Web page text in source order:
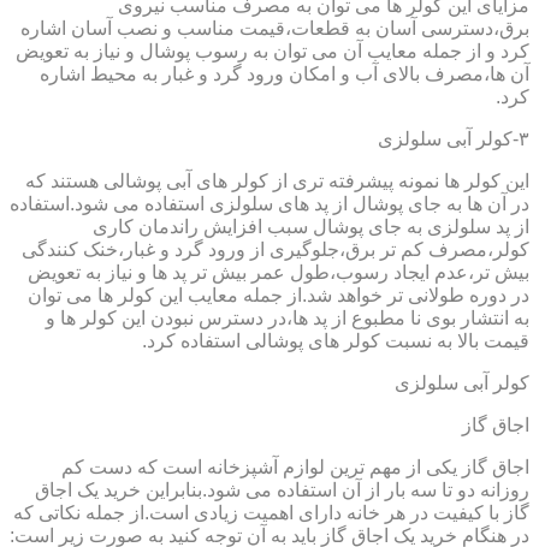
مزایای این کولر ها می توان به مصرف مناسب نیروی
برق،دسترسی آسان به قطعات،قیمت مناسب و نصب آسان اشاره
کرد و از جمله معایب آن می توان به رسوب پوشال و نیاز به تعویض
آن ها،مصرف بالای آب و امکان ورود گرد و غبار به محیط اشاره
کرد.
۳-کولر آبی سلولزی
این کولر ها نمونه پیشرفته تری از کولر های آبی پوشالی هستند که
در آن ها به جای پوشال از پد های سلولزی استفاده می شود.استفاده
از پد سلولزی به جای پوشال سبب افزایش راندمان کاری
کولر،مصرف کم تر برق،جلوگیری از ورود گرد و غبار،خنک کنندگی
بیش تر،عدم ایجاد رسوب،طول عمر بیش تر پد ها و نیاز به تعویض
در دوره طولانی تر خواهد شد.از جمله معایب این کولر ها می توان
به انتشار بوی نا مطبوع از پد ها،در دسترس نبودن این کولر ها و
قیمت بالا به نسبت کولر های پوشالی استفاده کرد.
کولر آبی سلولزی
اجاق گاز
اجاق گاز یکی از مهم ترین لوازم آشپزخانه است که دست کم
روزانه دو تا سه بار از آن استفاده می شود.بنابراین خرید یک اجاق
گاز با کیفیت در هر خانه دارای اهمیت زیادی است.از جمله نکاتی که
در هنگام خرید یک اجاق گاز باید به آن توجه کنید به صورت زیر است: